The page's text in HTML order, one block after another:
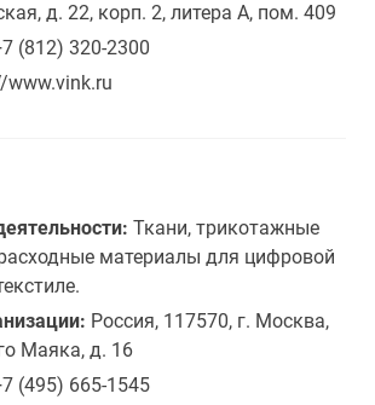
д. 22, корп. 2, литера А, пом. 409
(812) 320-2300
www.vink.ru
Ткани, трикотажные
материалы для цифровой
Россия, 117570, г. Москва,
Маяка, д. 16
(495) 665-1545